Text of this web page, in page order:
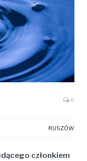
0
RUSZÓW
członkiem